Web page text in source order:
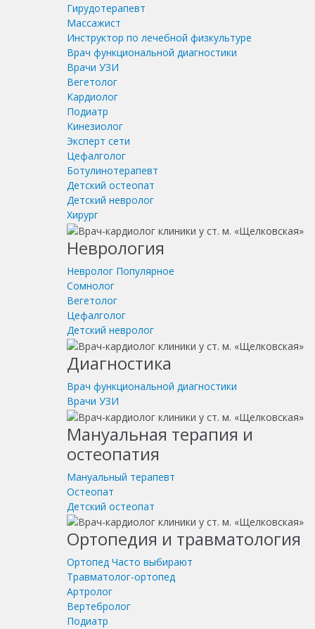
Гирудотерапевт
Массажист
Инструктор по лечебной физкультуре
Врач функциональной диагностики
Врачи УЗИ
Вегетолог
Кардиолог
Подиатр
Кинезиолог
Эксперт сети
Цефалголог
Ботулинотерапевт
Детский остеопат
Детский невролог
Хирург
Неврология
Невролог Популярное
Сомнолог
Вегетолог
Цефалголог
Детский невролог
Диагностика
Врач функциональной диагностики
Врачи УЗИ
Мануальная терапия и
остеопатия
Мануальный терапевт
Остеопат
Детский остеопат
Ортопедия и травматология
Ортопед Часто выбирают
Травматолог-ортопед
Артролог
Вертебролог
Подиатр